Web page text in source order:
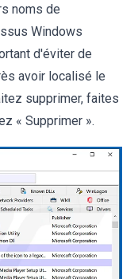
noms de
Windows
d'éviter de
avoir localisé le
supprimer, faites
« Supprimer ».